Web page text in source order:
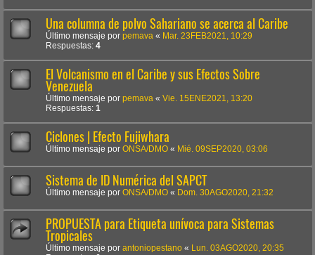
Una columna de polvo Sahariano se acerca al Caribe
Último mensaje por pemava « Mar. 23FEB2021, 10:29
Respuestas: 4
El Volcanismo en el Caribe y sus Efectos Sobre
Venezuela
Último mensaje por pemava « Vie. 15ENE2021, 13:20
Respuestas: 1
Ciclones | Efecto Fujiwhara
Último mensaje por ONSA/DMO « Mié. 09SEP2020, 03:06
Sistema de ID Numérica del SAPCT
Último mensaje por ONSA/DMO « Dom. 30AGO2020, 21:32
PROPUESTA para Etiqueta unívoca para Sistemas
Tropicales
Último mensaje por antoniopestano «
Lun. 03AGO2020, 20:35